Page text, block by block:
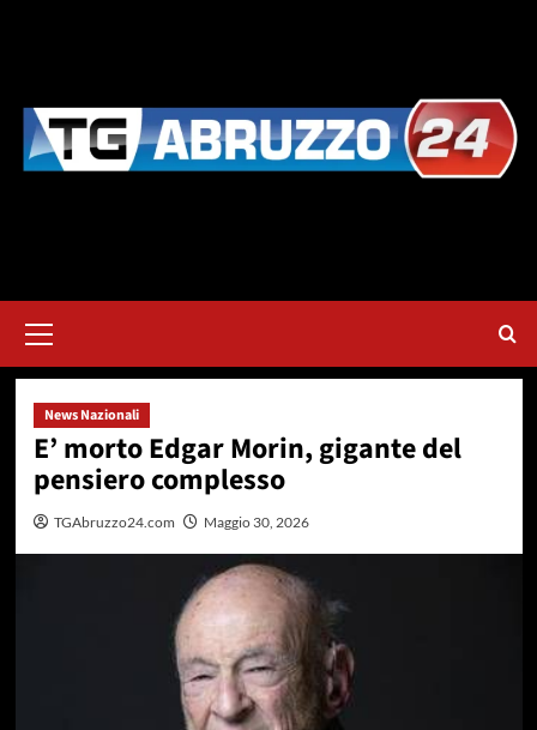
principale
News Nazionali
E’ morto Edgar Morin, gigante del
pensiero complesso
TGAbruzzo24.com Maggio 30, 2026